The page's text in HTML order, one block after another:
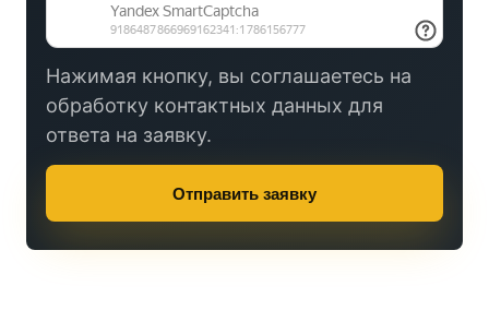
Нажимая кнопку, вы соглашаетесь на
обработку контактных данных для
ответа на заявку.
Отправить заявку